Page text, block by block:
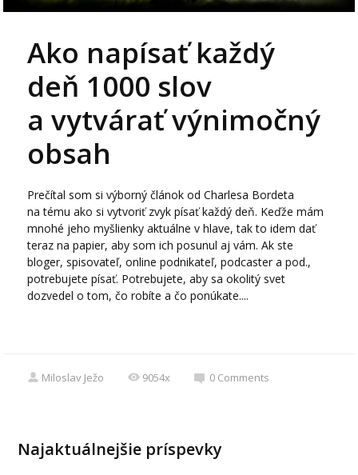
Ako napísať každý
deň 1000 slov
a vytvárať výnimočný
obsah
Prečítal som si výborný článok od Charlesa Bordeta
na tému ako si vytvoriť zvyk písať každý deň. Keďže mám
mnohé jeho myšlienky aktuálne v hlave, tak to idem dať
teraz na papier, aby som ich posunul aj vám. Ak ste
bloger, spisovateľ, online podnikateľ, podcaster a pod.,
potrebujete písať. Potrebujete, aby sa okolitý svet
dozvedel o tom, čo robíte a čo ponúkate....
Miloslav Ježo 9054x 0 Comments
Najaktuálnejšie príspevky